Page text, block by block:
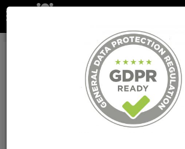
Hartie Laser Hp Professional Glossy A3
Brand: HP / Cod: CG969A